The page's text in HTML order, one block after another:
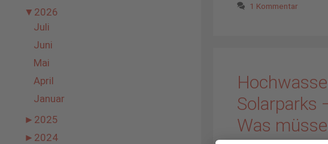
1 Kommentar
Solarparks
Was
▼ 2026
Juli
Juni
Mai
April
Januar
► 2025
► 2024